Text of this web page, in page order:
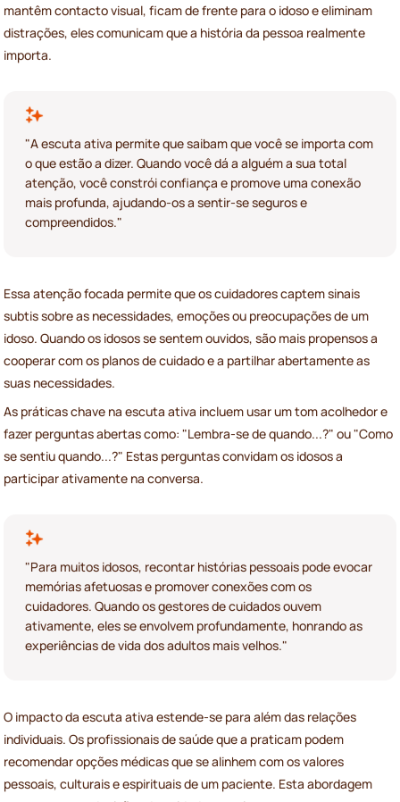
mantêm contacto visual, ficam de frente para o idoso e eliminam
distrações, eles comunicam que a história da pessoa realmente
importa.
"A escuta ativa permite que saibam que você se importa com
o que estão a dizer. Quando você dá a alguém a sua total
atenção, você constrói confiança e promove uma conexão
mais profunda, ajudando-os a sentir-se seguros e
compreendidos."
Essa atenção focada permite que os cuidadores captem sinais
subtis sobre as necessidades, emoções ou preocupações de um
idoso. Quando os idosos se sentem ouvidos, são mais propensos a
cooperar com os planos de cuidado e a partilhar abertamente as
suas necessidades.
As práticas chave na escuta ativa incluem usar um tom acolhedor e
fazer perguntas abertas como: "Lembra-se de quando...?" ou "Como
se sentiu quando...?" Estas perguntas convidam os idosos a
participar ativamente na conversa.
"Para muitos idosos, recontar histórias pessoais pode evocar
memórias afetuosas e promover conexões com os
cuidadores. Quando os gestores de cuidados ouvem
ativamente, eles se envolvem profundamente, honrando as
experiências de vida dos adultos mais velhos."
O impacto da escuta ativa estende-se para além das relações
individuais. Os profissionais de saúde que a praticam podem
recomendar opções médicas que se alinhem com os valores
pessoais, culturais e espirituais de um paciente. Esta abordagem